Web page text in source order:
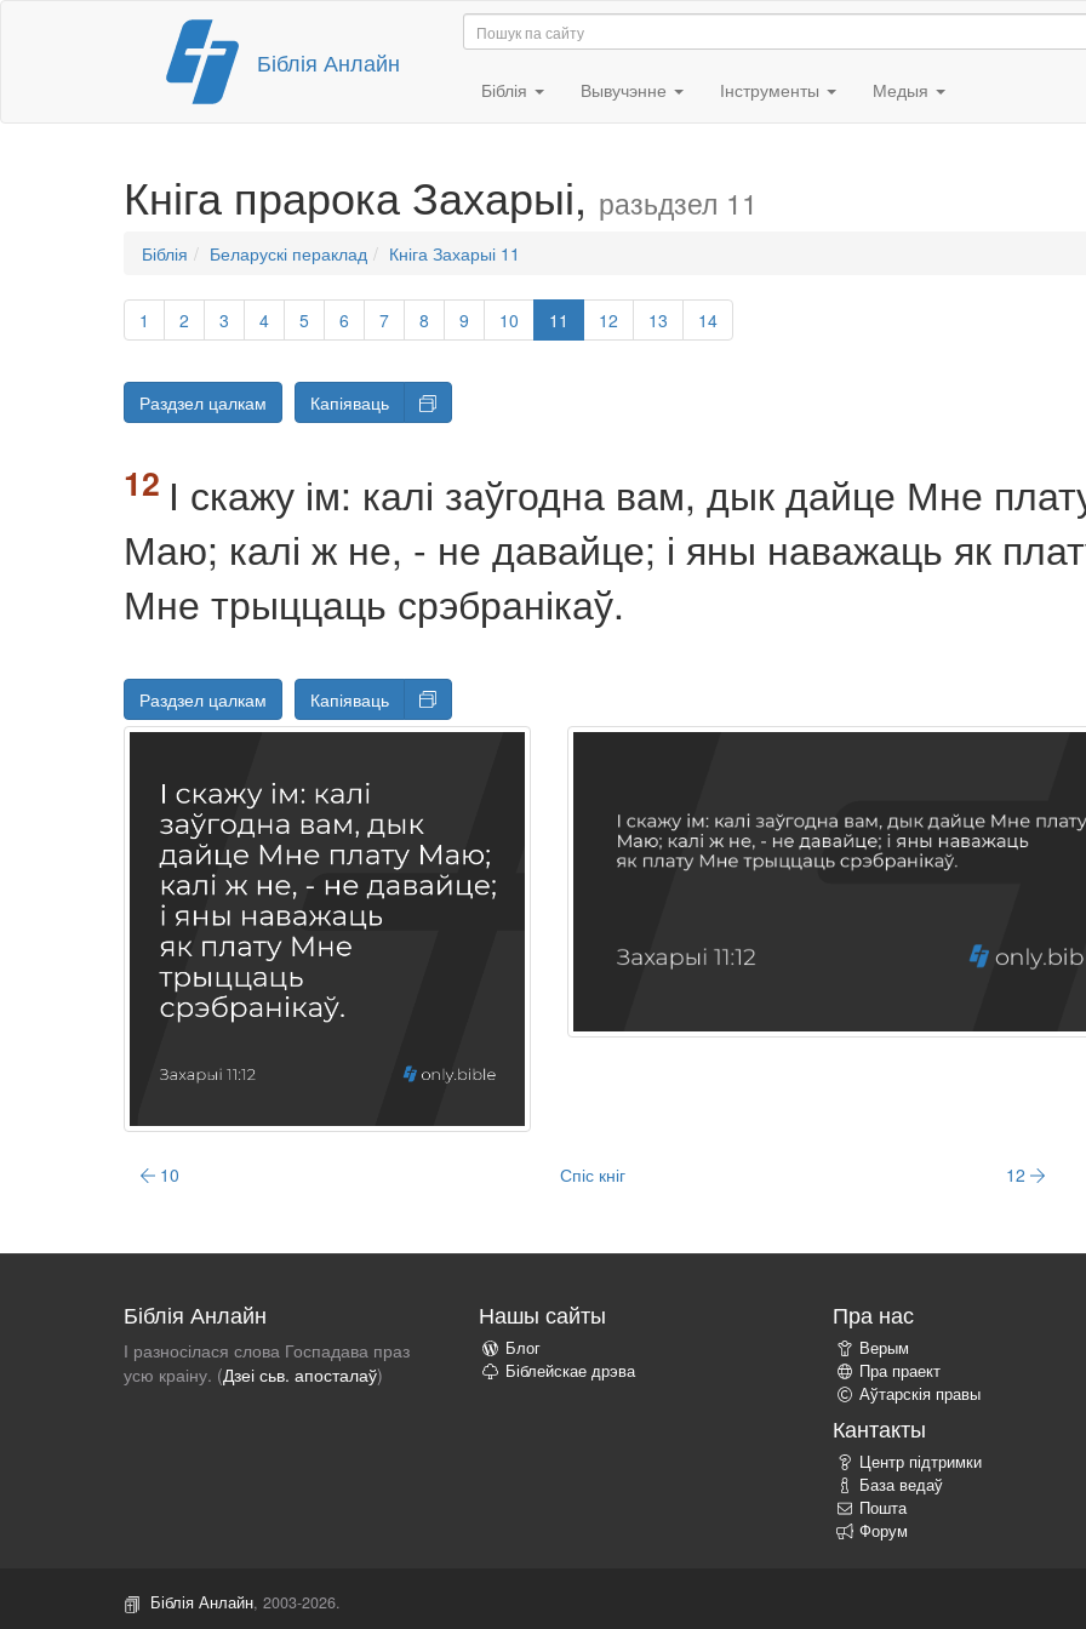
Перайсці
змесціва
Біблія Анлайн
Біблія Вывучэнне Інструменты Медыя
Кніга прарока Захарыі, разьдзел 11
Біблія Беларускі пераклад Кніга Захарыі 11
1 2 3 4 5 6 7 8 9 10 11 12 13 14
Раздзел цалкам Капіяваць
І скажу ім: калі заўгодна вам, дык дайце Мне
Маю; калі ж не, - не давайце; і яны наважаць як
Мне трыццаць срэбранікаў.
Раздзел цалкам Капіяваць
10 Спіс кніг 12
Біблія Анлайн
І разносілася слова Госпадава праз
усю краіну. (Дзеі сьв. апосталаў)
Нашы сайты
Блог
Біблейскае дрэва
Пра нас
Верым
Пра праект
Аўтарскія правы
Кантакты
Центр підтримки
База ведаў
Пошта
Форум
Біблія Анлайн, 2003-2026.